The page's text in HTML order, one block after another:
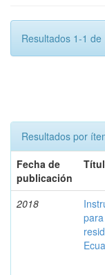
Resultados 1-1 de
Resultados por
Fecha de
publicación
2018